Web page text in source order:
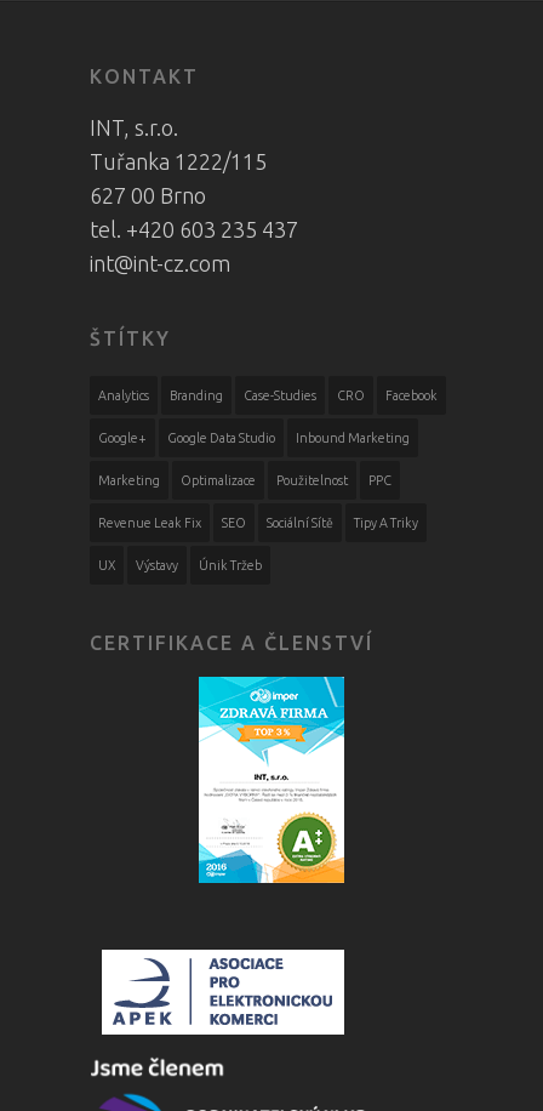
KONTAKT
INT, s.r.o.
Tuřanka 1222/115
627 00 Brno
tel. +420 603 235 437
int@int-cz.com
ŠTÍTKY
Analytics Branding Case-Studies CRO Facebook
Google+ Google Data Studio Inbound Marketing
Marketing Optimalizace Použitelnost PPC
Revenue Leak Fix SEO Sociální Sítě Tipy A Triky
UX Výstavy Únik Tržeb
CERTIFIKACE A ČLENSTVÍ